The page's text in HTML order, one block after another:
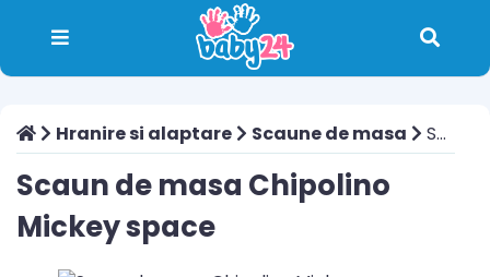
Hranire si alaptare Scaune de masa Scaun de masa Chipolino Mickey space
Scaun de masa Chipolino
Mickey space